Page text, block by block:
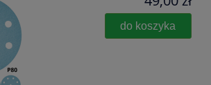
do koszyka